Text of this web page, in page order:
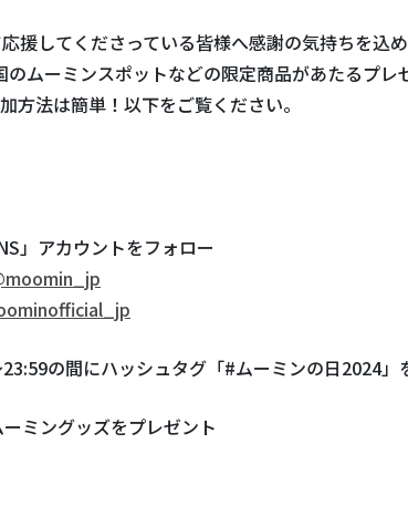
援してくださっている皆様へ感謝の気持ちを込
ムーミンスポットなどの限定商品があたるプレ
方法は簡単！以下をご覧ください。
」アカウントをフォロー
の間にハッシュタグ「#ムーミンの日2024」
ミングッズをプレゼント